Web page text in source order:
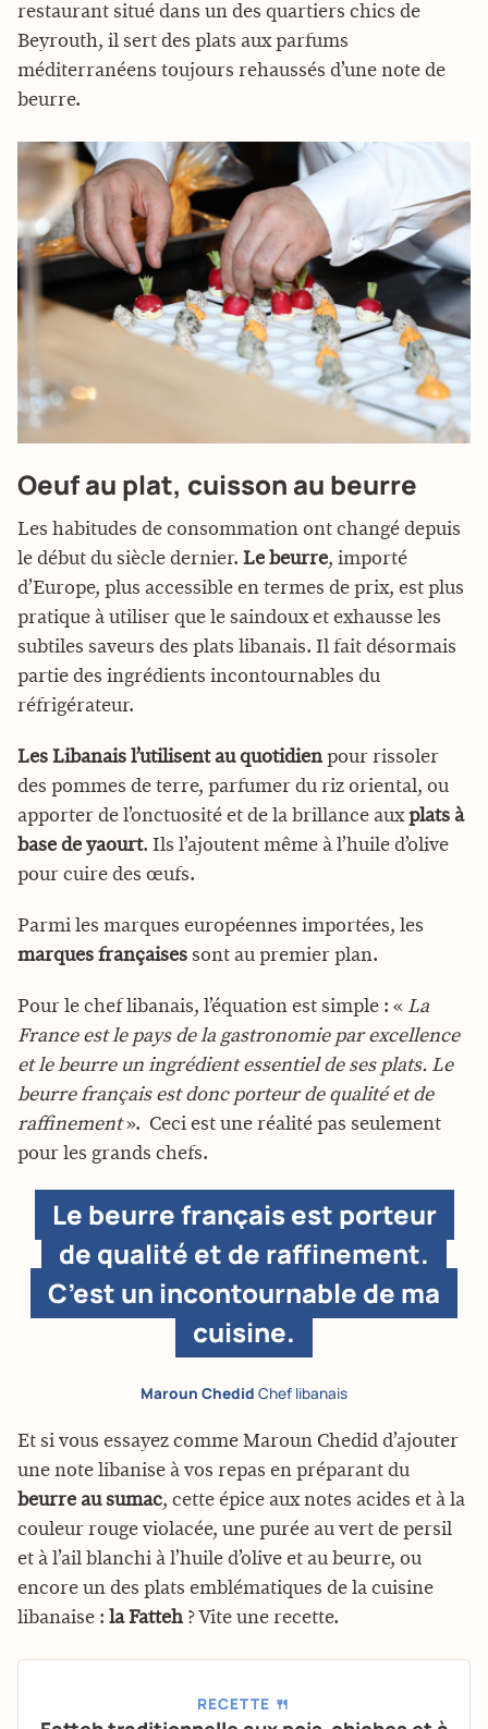
restaurant situé dans un des quartiers chics de
Beyrouth, il sert des plats aux parfums
méditerranéens toujours rehaussés d’une note de
beurre.
Oeuf au plat, cuisson au beurre
Les habitudes de consommation ont changé depuis
le début du siècle dernier. Le beurre, importé
d’Europe, plus accessible en termes de prix, est plus
pratique à utiliser que le saindoux et exhausse les
subtiles saveurs des plats libanais. Il fait désormais
partie des ingrédients incontournables du
réfrigérateur.
Les Libanais l’utilisent au quotidienpour rissoler
des pommes de terre, parfumer du riz oriental, ou
apporter de l’onctuosité et de la brillance auxplats à
base de yaourt. Ils l’ajoutent même à l’huile d’olive
pour cuire des œufs.
Parmi les marques européennes importées, les
marques françaises sont au premier plan.
Pour le chef libanais, l’équation est simple : « La
France est le pays de la gastronomie par excellence
et le beurre un ingrédient essentiel de ses plats. Le
beurre français est donc porteur de qualité et de
raffinement». Ceci est une réalité pas seulement
pour les grands chefs.
Le beurre français est porteur
de qualité et de raffinement.
C’est un incontournable de ma
cuisine.
Maroun Chedid Chef libanais
Et si vous essayez comme Maroun Chedid d’ajouter
une note libanise à vos repas en préparant du
beurre au sumac, cette épice aux notes acides et à la
couleur rouge violacée, une purée au vert de persil
et à l’ail blanchi à l’huile d’olive et au beurre, ou
encore un des plats emblématiques de la cuisine
libanaise : la Fatteh ? Vite une recette.
RECETTE 🍴